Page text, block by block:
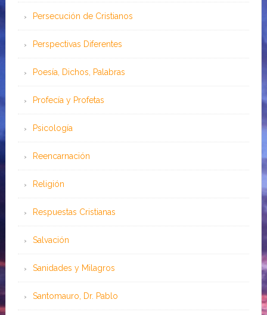
Persecución de Cristianos
Perspectivas Diferentes
Poesía, Dichos, Palabras
Profecía y Profetas
Psicología
Reencarnación
Religión
Respuestas Cristianas
Salvación
Sanidades y Milagros
Santomauro, Dr. Pablo